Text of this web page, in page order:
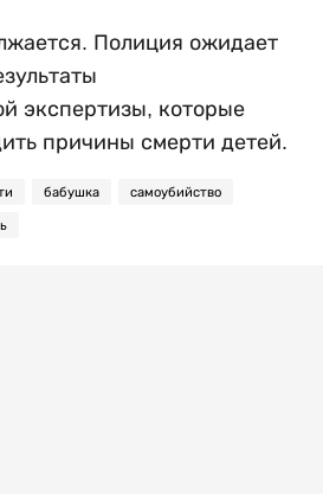
Полиция ожидает
экспертизы, которые
причины смерти детей.
бабушка самоубийство